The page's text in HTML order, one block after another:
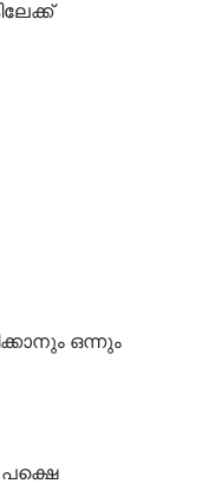
ഒന്നും
പക്ഷെ